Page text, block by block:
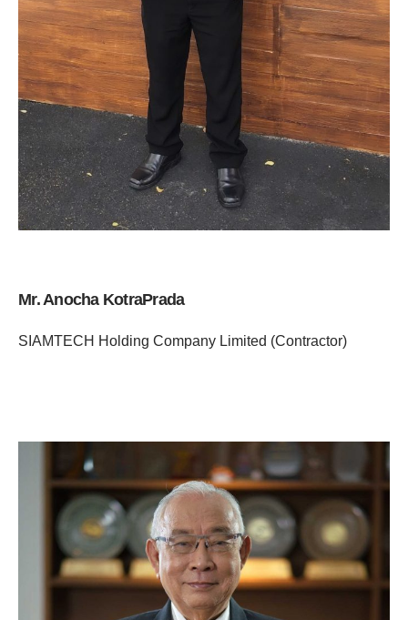
Mr. Anocha KotraPrada
SIAMTECH Holding Company Limited (Contractor)